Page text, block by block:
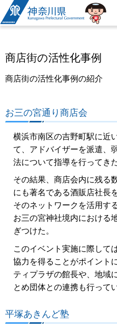
神奈川県
商店街の活性化事例
商店街の活性化事例の紹介
お三の宮通り商店会
横浜市南区の吉野町駅に近
て、アドバイザーを派遣、
法について指導を行ってきた
その結果、商店会内に残る
にも著名である酒販店社長
そのネットワークを活用す
お三の宮神社境内における
ぎつけた。
このイベント実施に際して
協力を得ることがポイント
ティプラザの館長や、地域
とめ団体との連携も行って
平塚あきんど塾